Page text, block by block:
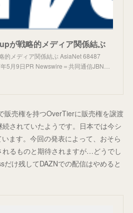
が戦略的メディア関係結ぶ
的メディア関係結ぶ AsiaNet 68487
5月9日PR Newswire＝共同通信JBN…
販売権を持つOverTierに販売権を譲渡
されていたようです。日本では今シ
ます。今回の発表によって、おそら
れるものと期待されますが…どうでし
だけ残してDAZNでの配信はやめると